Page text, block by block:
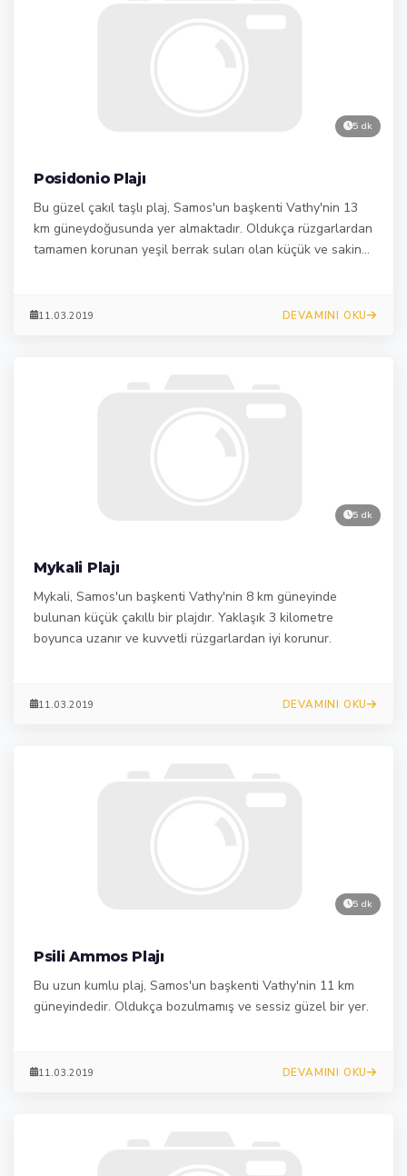
5 dk
Posidonio Plajı
Bu güzel çakıl taşlı plaj, Samos'un başkenti Vathy'nin 13
km güneydoğusunda yer almaktadır. Oldukça rüzgarlardan
tamamen korunan yeşil berrak suları olan küçük ve sakin
11.03.2019 DEVAMINI OKU
5 dk
Mykali Plajı
Mykali, Samos'un başkenti Vathy'nin 8 km güneyinde
bulunan küçük çakıllı bir plajdır. Yaklaşık 3 kilometre
boyunca uzanır ve kuvvetli rüzgarlardan iyi korunur.
11.03.2019 DEVAMINI OKU
5 dk
Psili Ammos Plajı
Bu uzun kumlu plaj, Samos'un başkenti Vathy'nin 11 km
güneyindedir. Oldukça bozulmamış ve sessiz güzel bir yer.
11.03.2019 DEVAMINI OKU